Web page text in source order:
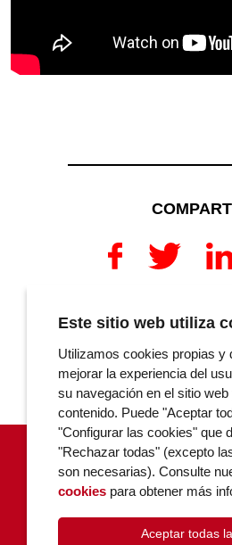
POLÍTICA DE
Este sitio web utiliza
Utilizamos cookies propias y
mejorar la experiencia del
su navegación en el sitio
contenido. Puede "Aceptar
"Configurar las cookies" que
"Rechazar todas" (excepto
son necesarias). Consulte
cookies para obtener más
Aceptar todas